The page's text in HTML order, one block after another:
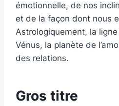
émotionnelle, de nos
et de la façon dont nous
Astrologiquement, la
Vénus, la planète de
des relations.
Gros titre